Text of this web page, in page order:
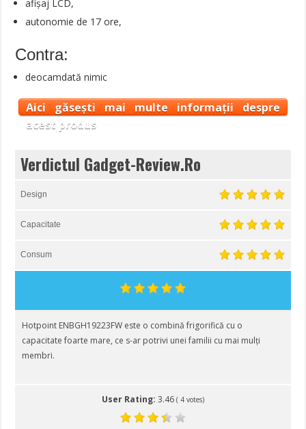
afișaj LCD,
autonomie de 17 ore,
Contra:
deocamdată nimic
Aici găsești mai multe informații despre
acest produs
Verdictul Gadget-Review.Ro
Design
Capacitate
Consum
Hotpoint ENBGH19223FW este o combină frigorifică cu o
capacitate foarte mare, ce s-ar potrivi unei familii cu mai mulți
membri.
User Rating: 3.46 ( 4votes)